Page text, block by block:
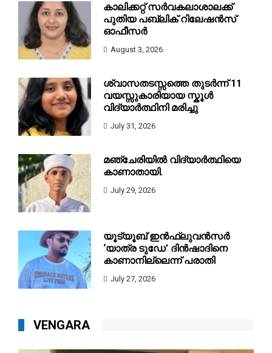
കാലിക്കറ്റ് സർവകലാശാലക്ക്
പുതിയ പബ്ലിക് റിലേഷൻസ്
ഓഫീസർ
August 3, 2026
ശ്വാസതടസ്സത്തെ തുടർന്ന് 11
വയസ്സുകാരിയായ സ്കൂൾ
വിദ്യാർത്ഥിനി മരിച്ചു
July 31, 2026
മഞ്ചേരിയിൽ വിദ്യാർത്ഥിയെ
കാണാതായി.
July 29, 2026
യൂട്യൂബ് ഇൻഫ്ലുവൻസർ
‘യാത്ര ടുഡേ’ ദിൻഷാദിനെ
കാണാനില്ലെന്ന് പരാതി
July 27, 2026
VENGARA